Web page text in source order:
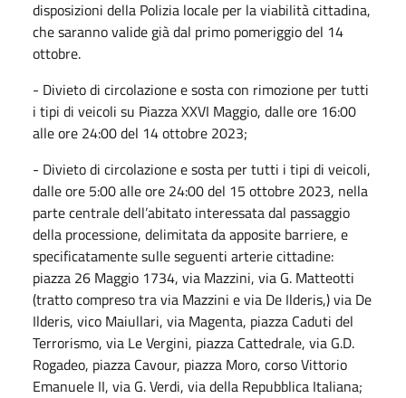
disposizioni della Polizia locale per la viabilità cittadina,
che saranno valide già dal primo pomeriggio del 14
ottobre.
- Divieto di circolazione e sosta con rimozione per tutti
i tipi di veicoli su Piazza XXVI Maggio, dalle ore 16:00
alle ore 24:00 del 14 ottobre 2023;
- Divieto di circolazione e sosta per tutti i tipi di veicoli,
dalle ore 5:00 alle ore 24:00 del 15 ottobre 2023, nella
parte centrale dell’abitato interessata dal passaggio
della processione, delimitata da apposite barriere, e
specificatamente sulle seguenti arterie cittadine:
piazza 26 Maggio 1734, via Mazzini, via G. Matteotti
(tratto compreso tra via Mazzini e via De Ilderis,) via De
Ilderis, vico Maiullari, via Magenta, piazza Caduti del
Terrorismo, via Le Vergini, piazza Cattedrale, via G.D.
Rogadeo, piazza Cavour, piazza Moro, corso Vittorio
Emanuele II, via G. Verdi, via della Repubblica Italiana;